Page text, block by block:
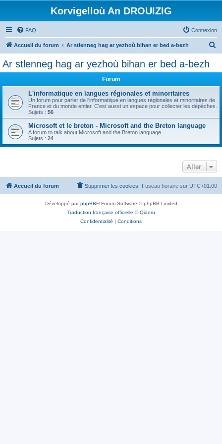
Korvigelloù An DROUIZIG
FAQ Connexion
Accueil du forum Ar stlenneg hag ar yezhoù bihan er bed a-bezh
Ar stlenneg hag ar yezhoù bihan er bed a-bezh
Forum
L'informatique en langues régionales et minoritaires
Un forum pour parler de l'informatique en langues régionales et minoritaires de
France et du monde entier. C'est aussi un espace pour collecter les dépêches.
Sujets : 56
Microsoft et le breton - Microsoft and the Breton language
A forum to talk about Microsoft and the Breton language
Sujets : 24
Aller
Accueil du forum Fuseau horaire sur UTC+01:00
Supprimer les cookies
Développé parphpBB® Forum Software © phpBB Limited
Traduction française officielle ©Qiaeru
Confidentialité | Conditions